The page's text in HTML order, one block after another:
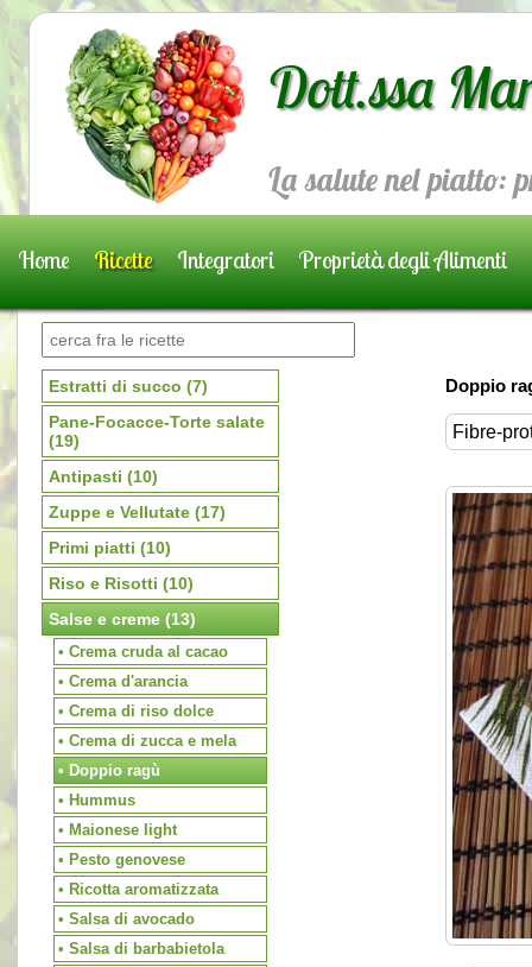
Dott.ssa
La salute nel piatto:
Home Ricette Integratori Proprietà degli Alimenti
Prenota una visita
Estratti di succo (7)
Pane-Focacce-Torte salate
(19)
Antipasti (10)
Zuppe e Vellutate (17)
Primi piatti (10)
Riso e Risotti (10)
Salse e creme (13)
• Crema cruda al cacao
• Crema d'arancia
• Crema di riso dolce
• Crema di zucca e mela
• Doppio ragù
• Hummus
• Maionese light
• Pesto genovese
• Ricotta aromatizzata
• Salsa di avocado
• Salsa di barbabietola
Doppio
Fibre-